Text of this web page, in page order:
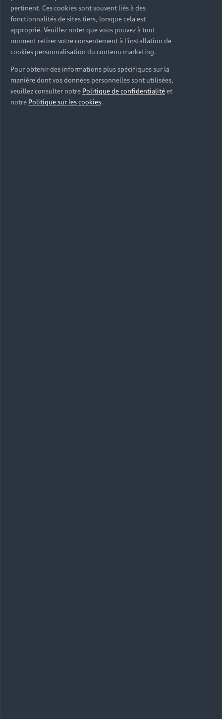
pertinent. Ces cookies sont souvent liés à des
fonctionnalités de sites tiers, lorsque cela est
approprié. Veuillez noter que vous pouvez à tout
moment retirer votre consentement à l'installation de
cookies personnalisation du contenu marketing.
Pour obtenir des informations plus spécifiques sur la
manière dont vos données personnelles sont utilisées,
veuillez consulter notre Politique de confidentialitéet
notre Politique sur les cookies.